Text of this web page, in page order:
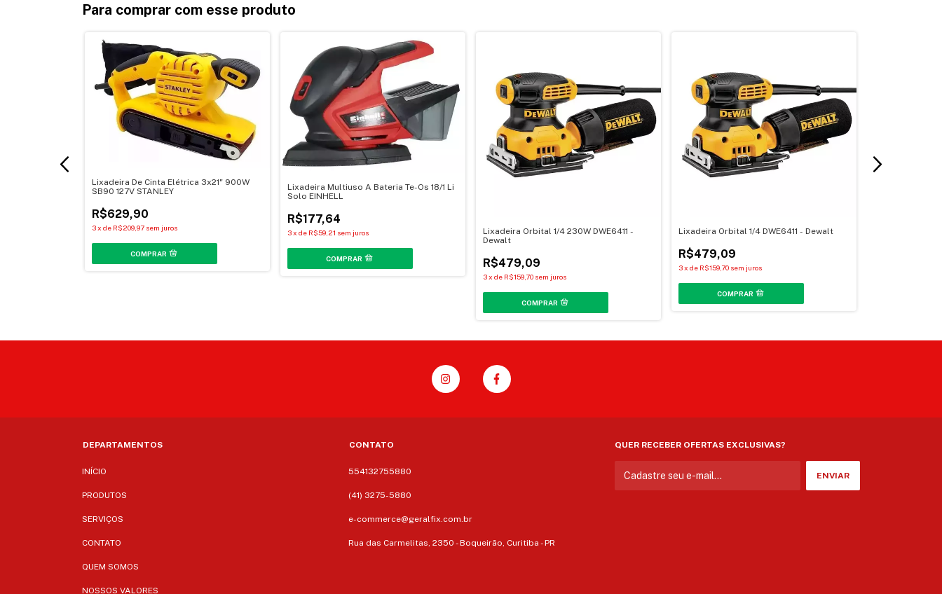
Para comprar com esse produto
Lixadeira De Cinta Elétrica 3x21" 900W
SB90 127V STANLEY
R$629,90
3x de R$209,97 sem juros
Lixadeira Multiuso A Bateria Te-Os 18/1 Li
Solo EINHELL
R$177,64
3x de R$59,21 sem juros
Lixadeira Orbital 1/4 230W DWE6411 -
Dewalt
R$479,09
3x de R$159,70 sem juros
Lixadeira Orbital 1/4 DWE6411 - Dewalt
R$479,09
3x de R$159,70 sem juros
DEPARTAMENTOS
INÍCIO
PRODUTOS
SERVIÇOS
CONTATO
QUEM SOMOS
NOSSOS VALORES
CONTATO
554132755880
(41) 3275-5880
e-commerce@geralfix.com.br
Rua das Carmelitas, 2350 - Boqueirão, Curitiba - PR
QUER RECEBER OFERTAS EXCLUSIVAS?